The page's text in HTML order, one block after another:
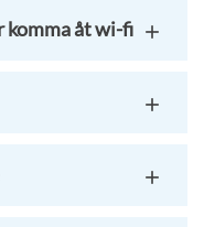
komma åt wi-fi